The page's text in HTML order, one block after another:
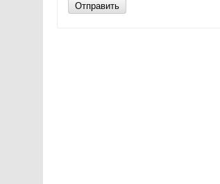
Отправить